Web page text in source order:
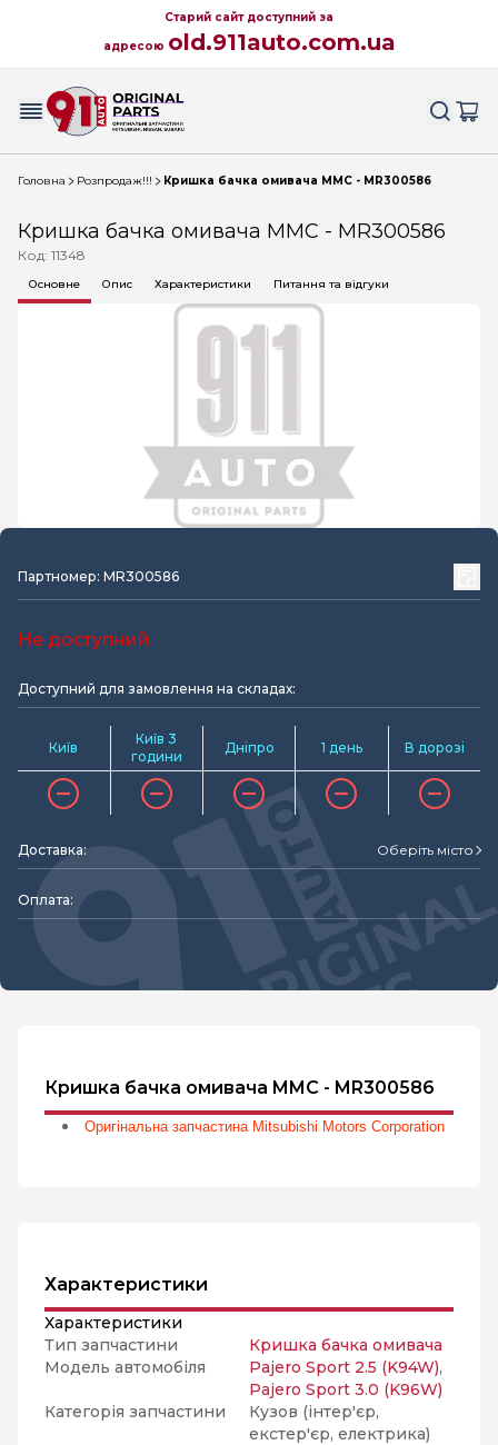
Старий сайт доступний за
адресою old.911auto.com.ua
Головна Розпродаж!!! Кришка бачка омивача MMC - MR300586
Кришка бачка омивача MMC - MR300586
Код: 11348
Основне Опис Характеристики Питання та відгуки
Партномер: MR300586
Не доступний
Доступний для замовлення на складах:
Київ
Київ 3
години
Дніпро 1 день В дорозі
Доставка: Оберіть місто
Оплата:
Кришка бачка омивача MMC - MR300586
Оригінальна запчастина Mitsubishi Motors Corporation
Характеристики
Характеристики
Тип запчастини
Кришка бачка омивача
Модель автомобіля
Pajero Sport 2.5 (K94W),
Pajero Sport 3.0 (K96W)
Категорія запчастини
Кузов (інтер'єр,
екстер'єр, електрика)